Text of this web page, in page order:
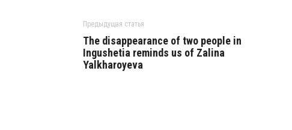
Предыдущая статья
The disappearance of two people in
Ingushetia reminds us of Zalina
Yalkharoyeva